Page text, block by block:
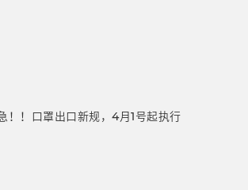
！！口罩出口新规，4月1号起执行